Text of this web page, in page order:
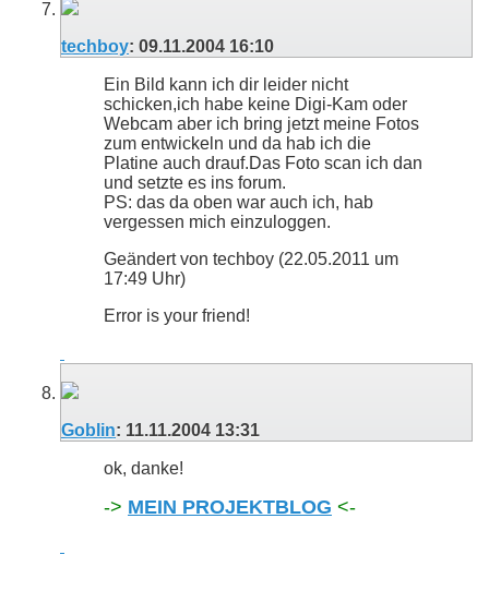
techboy: 09.11.2004 16:10
Ein Bild kann ich dir leider nicht
schicken,ich habe keine Digi-Kam oder
Webcam aber ich bring jetzt meine Fotos
zum entwickeln und da hab ich die
Platine auch drauf.Das Foto scan ich dan
und setzte es ins forum.
PS: das da oben war auch ich, hab
vergessen mich einzuloggen.
Geändert von techboy (22.05.2011 um
17:49 Uhr)
Error is your friend!
Goblin: 11.11.2004 13:31
ok, danke!
-> MEIN PROJEKTBLOG <-